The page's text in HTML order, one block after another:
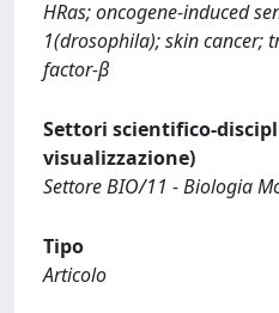
HRas; oncogene-induced
1(drosophila); skin cancer;
factor-β
Settori scientifico-
visualizzazione)
Settore BIO/11 - Biologia
Tipo
Articolo